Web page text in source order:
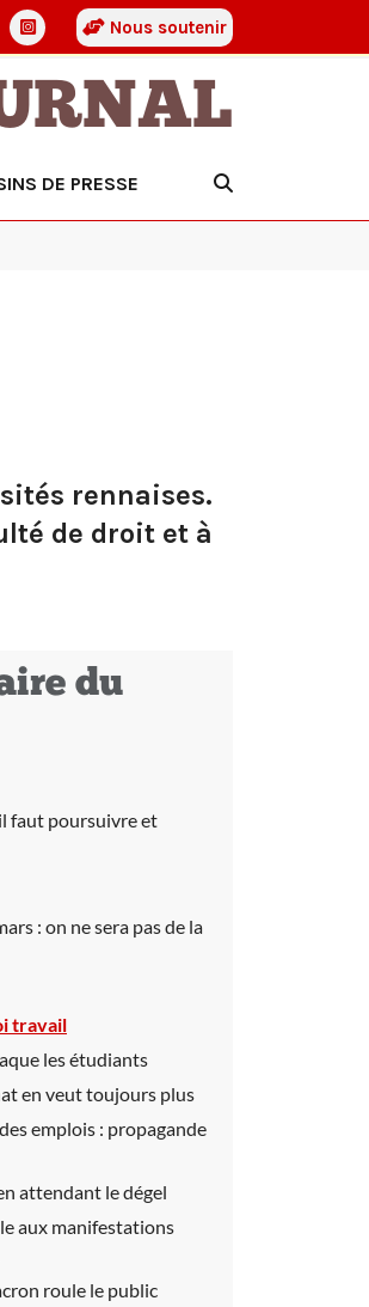
Nous soutenir
DE PRESSE
rennaises.
de droit et à
du
faut poursuivre et
: on ne sera pas de la
travail
les étudiants
en veut toujours plus
emplois : propagande
attendant le dégel
aux manifestations
roule le public